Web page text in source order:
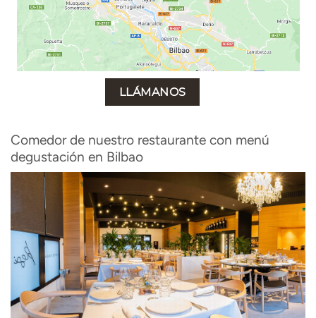
LLÁMANOS
Comedor de nuestro restaurante con menú
degustación en Bilbao